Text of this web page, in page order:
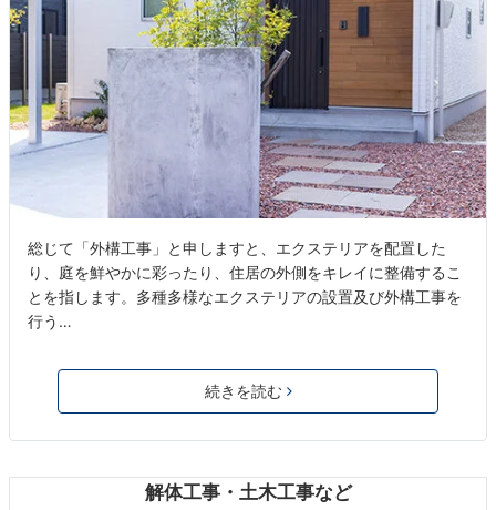
総じて「外構工事」と申しますと、エクステリアを配置した
り、庭を鮮やかに彩ったり、住居の外側をキレイに整備するこ
とを指します。多種多様なエクステリアの設置及び外構工事を
行う…
続きを読む
解体工事・土木工事など